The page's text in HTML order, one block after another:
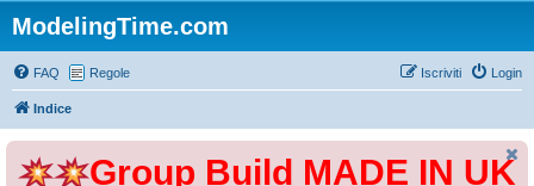
ModelingTime.com
FAQ Regole Login
Iscriviti
Indice
Group Build MADE IN UK